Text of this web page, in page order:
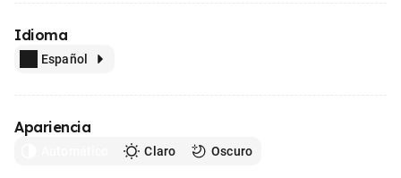
Idioma
Español
Apariencia
Claro Oscuro